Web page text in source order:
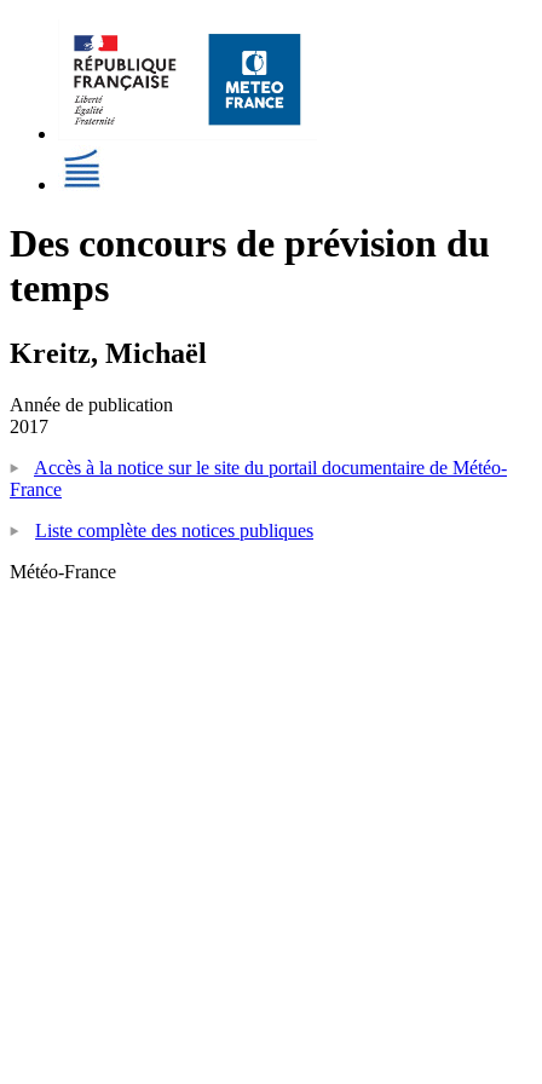
Des concours de prévision du
temps
Kreitz, Michaël
Année de publication
2017
Accès à la notice sur le site du portail documentaire de Météo-
France
Liste complète des notices publiques
Météo-France